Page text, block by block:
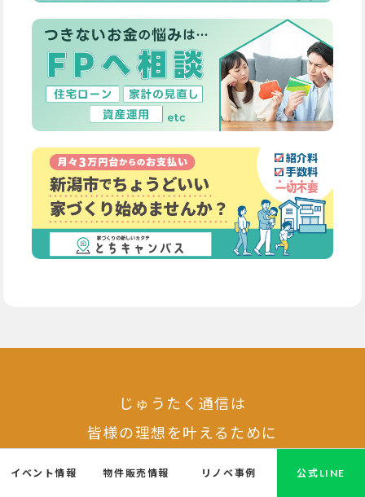
じゅうたく通信は
皆様の理想を叶えるために
イベント情報 物件販売情報 リノベ事例 公式LINE